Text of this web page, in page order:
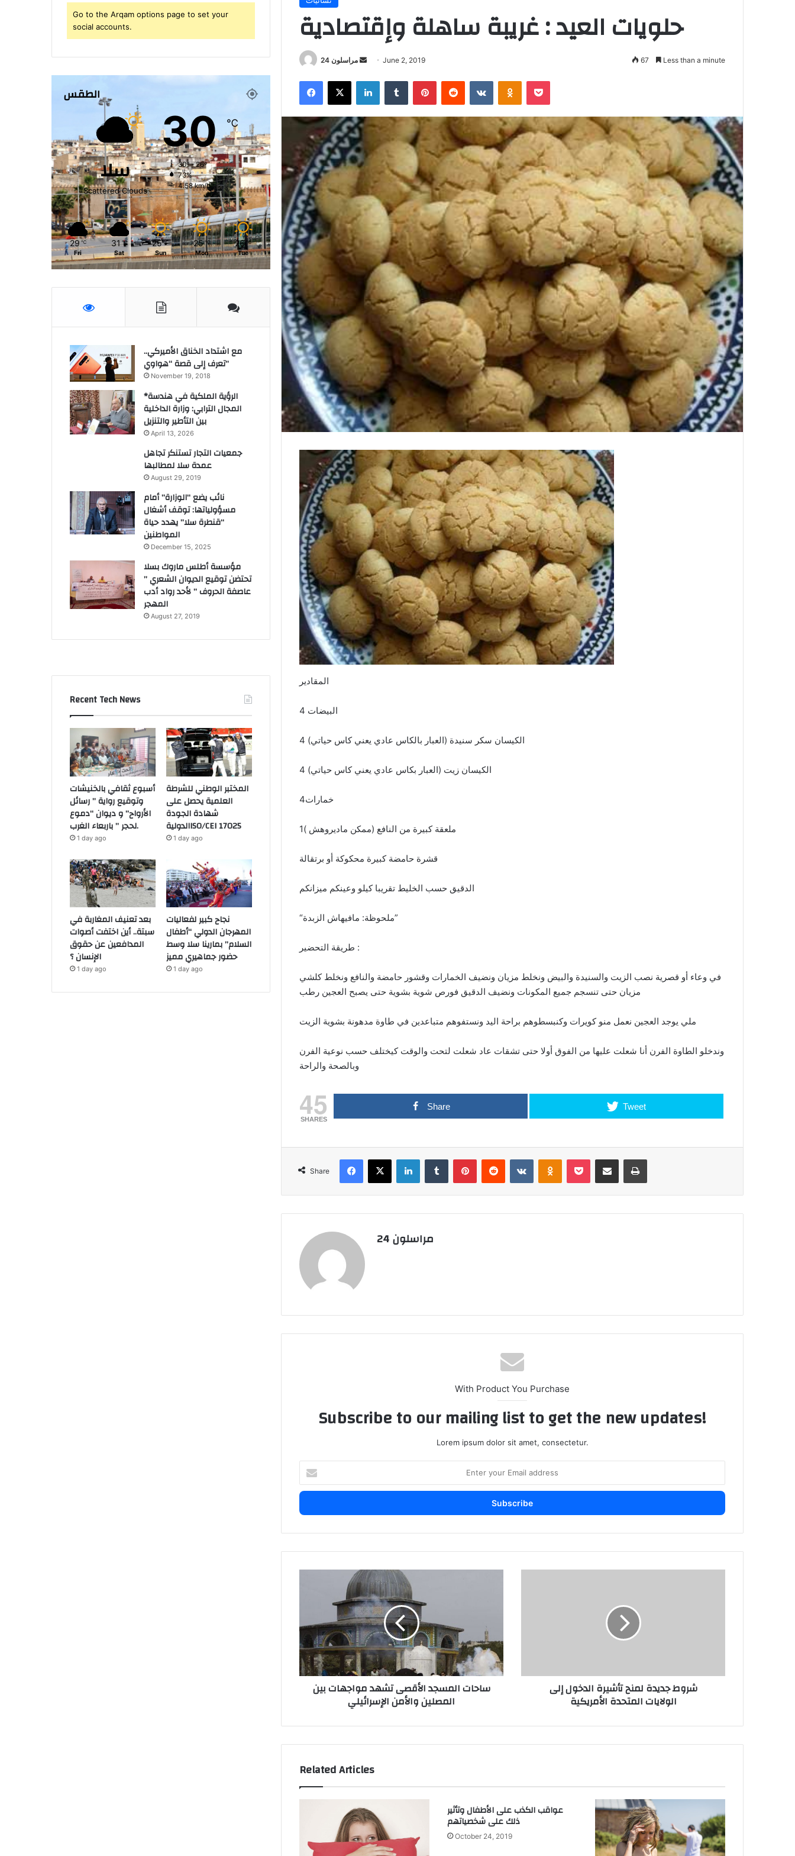
حلويات العيد : غريبة ساهلة وإقتصادية
مراسلون 24
Send
email
June 2, 2019 67 Less than a minute
Facebook
X LinkedInTumblr PinterestReddit VKontakteOdnoklassniki
Pocket
المقادير
4 البيضات
4 الكيسان سكر سنيدة (العبار بالكاس عادي يعني كاس حياتي)
4 الكيسان زيت (العبار بكاس عادي يعني كاس حياتي)
4خمارات
1ملعقة كبيرة من النافع (ممكن ماديروهش )
قشرة حامضة كبيرة محكوكة أو برتقالة
الدقيق حسب الخليط تقريبا كيلو وعينكم ميزانكم
“ملحوظة: مافيهاش الزبدة”
طريقة التحضير :
في وعاء أو قصرية نصب الزيت والسنيدة والبيض ونخلط مزيان ونضيف الخمارات وقشور حامضة والنافع ونخلط كلشي
مزيان حتى تنسجم جميع المكونات ونضيف الدقيق فورص شوية بشوية حتى يصبح العجين رطب
ملي يوجد العجين نعمل منو كويرات وكنبسطوهم براحة اليد ونستفوهم متباعدين في طاوة مدهونة بشوية الزيت
وندخلو الطاوة الفرن أنا شعلت عليها من الفوق أولا حتى تشقات عاد شعلت لتحت والوقت كيختلف حسب نوعية الفرن
وبالصحة والراحة
45
SHARES
Share Tweet
Share
Facebook
X LinkedInTumblr PinterestReddit VKontakteOdnoklassniki
Pocket Share via Email Print
مراسلون 24
With Product You Purchase
Subscribe to our mailing list to get the new updates!
Lorem ipsum dolor sit amet, consectetur.
your
Email
مواجهات
بين
المصلين
والأمن
الإسرائيلي
ساحات المسجد الأقصى تشهد مواجهات بين
المصلين والأمن الإسرائيلي
الأمريكية
شروط جديدة لمنح تأشيرة الدخول إلى
الولايات المتحدة الأمريكية
Related Articles
عواقب الكذب على الأطفال وتأثير
ذلك على شخصياتهم
October 24, 2019
Go to the Arqam options page to set your
social accounts.
الطقس
سلا
Scattered Clouds
30℃
30º - 26º
73%
4.58 km/h
29 ℃
Fri
31 ℃
Sat
25 ℃
Sun
25 ℃
Mon
26 ℃
Tue
مع اشتداد الخناق الأميركي..
تعرف إلى قصة “هواوي”
November 19, 2018
*الرؤية الملكية في هندسة
المجال الترابي: وزارة الداخلية
بين التأطير والتنزيل
April 13, 2026
جمعيات التجار تستنكر تجاهل
عمدة سلا لمطالبها
August 29, 2019
نائب يضع “الوزارة” أمام
مسؤولياتها: توقف أشغال
“قنطرة سلا” يهدد حياة
المواطنين
December 15, 2025
مؤسسة أطلس ماروك بسلا
تحتضن توقيع الديوان الشعري ”
عاصفة الحروف ” لأحد رواد أدب
المهجر
August 27, 2019
Recent Tech News
أسبوع ثقافي بالخنيشات
وتوقيع رواية ” رسائل
الأرواح” و ديوان “دموع
لحجر ” باربعاء الغرب.
1 day ago
المختبر الوطني للشرطة
العلمية يحصل على
شهادة الجودة
الدوليةISO/CEI 17025
1 day ago
بعد تعنيف المغاربة في
سبتة.. أين اختفت أصوات
المدافعين عن حقوق
الإنسان ؟
1 day ago
نجاح كبير لفعاليات
المهرجان الدولي “أطفال
السلام” بمارينا سلا وسط
حضور جماهيري مميز
1 day ago